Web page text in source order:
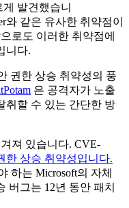
발견했습니
와 같은 유사한 취약점이
로도 이러한 취약점에
니다.
권한 상승 취약성의 풍
은 공격자가 노출
취할 수 있는 간단한 방
져 있습니다. CVE-
한 상승 취약성입니다.
하는 Microsoft의 자체
버그는 12년 동안 패치